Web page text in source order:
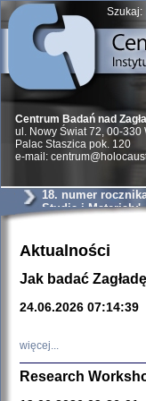
Szukaj:
Centrum Badań nad
ul. Nowy Świat 72, 00-330
Palac Staszica pok. 120
e-mail:
18. numer
Studia i Materiały'
Aktualności
Jak badać
24.06.2026 07:14:39
więcej...
Research